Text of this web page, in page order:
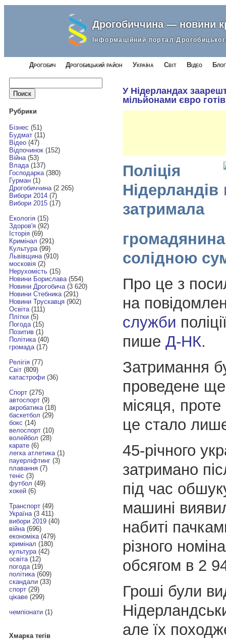
Дрогобиччина — новини
Інформаційний портал
Дрогобич Дрогобицький район Україна Світ Відео
Найти:
Рубрики
Бізнес (51)
Будмат(11)
Відео(47)
Відпочинок(152)
Війна(53)
Влада(137)
Господарка(380)
Гурман(1)
Дрогобиччина(2 265)
Вибори 2014(7)
Вибори 2015(17)
Екологія(15)
Здоров'я(92)
Історія(69)
Кримінал (291)
Культура(99)
Львівщина(910)
московія(2)
Нерухомість(15)
Новини Борислава(554)
Новини Дрогобича(3 620)
Новини Стебника(291)
Новини Трускавця(902)
Освіта(111)
Плітки(5)
Погода(15)
Позитив(1)
Політика(40)
громада(17)
Релігія(77)
Світ(809)
катастрофи(36)
Спорт(275)
автоспорт(9)
акробатика(18)
баскетбол (29)
бокс (14)
велоспорт(10)
волейбол (28)
карате(6)
легка атлетика(1)
пауерліфтинг(3)
плавання(7)
теніс (3)
футбол (49)
хокей(6)
Транспорт(49)
Україна(3 411)
вибори 2019(40)
війна(696)
економіка(479)
кримінал (180)
культура(42)
освіта(12)
погода(19)
політика(609)
скандали(33)
спорт(29)
цікаве(299)
чемпіонати(1)
Хмарка тегів
У Нідерландах
мільйонами євро
Поліція
Нідерландів
затримала
громадянина
солідною
Про це з
на
служби
пише Д-НК.
Затримання
проведене
місяця,
це стало
45-річного
затримано
під час
машині
набиті
різного
обсягом в 2
Гроші були
але їх